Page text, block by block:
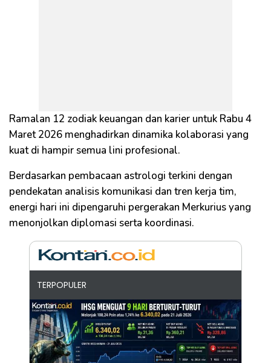
Ramalan 12 zodiak keuangan dan karier untuk Rabu 4
Maret 2026 menghadirkan dinamika kolaborasi yang
kuat di hampir semua lini profesional.
Berdasarkan pembacaan astrologi terkini dengan
pendekatan analisis komunikasi dan tren kerja tim,
energi hari ini dipengaruhi pergerakan Merkurius yang
menonjolkan diplomasi serta koordinasi.
TERPOPULER